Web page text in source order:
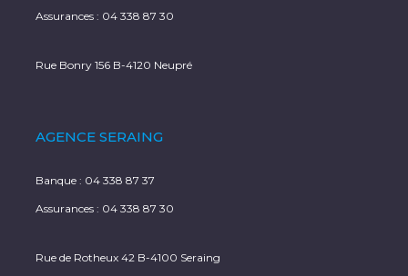
Assurances : 04 338 87 30
Rue Bonry 156 B-4120 Neupré
AGENCE SERAING
Banque : 04 338 87 37
Assurances : 04 338 87 30
Rue de Rotheux 42 B-4100 Seraing